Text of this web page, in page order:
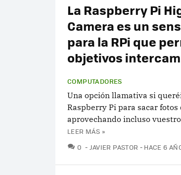
La Raspberry Pi
Camera es un
para la RPi que
objetivos
COMPUTADORES
Una opción llamativa si
Raspberry Pi para sacar fotos
aprovechando incluso
LEER MÁS »
0 COMENTARIOS
JAVIER PASTOR HACE 6